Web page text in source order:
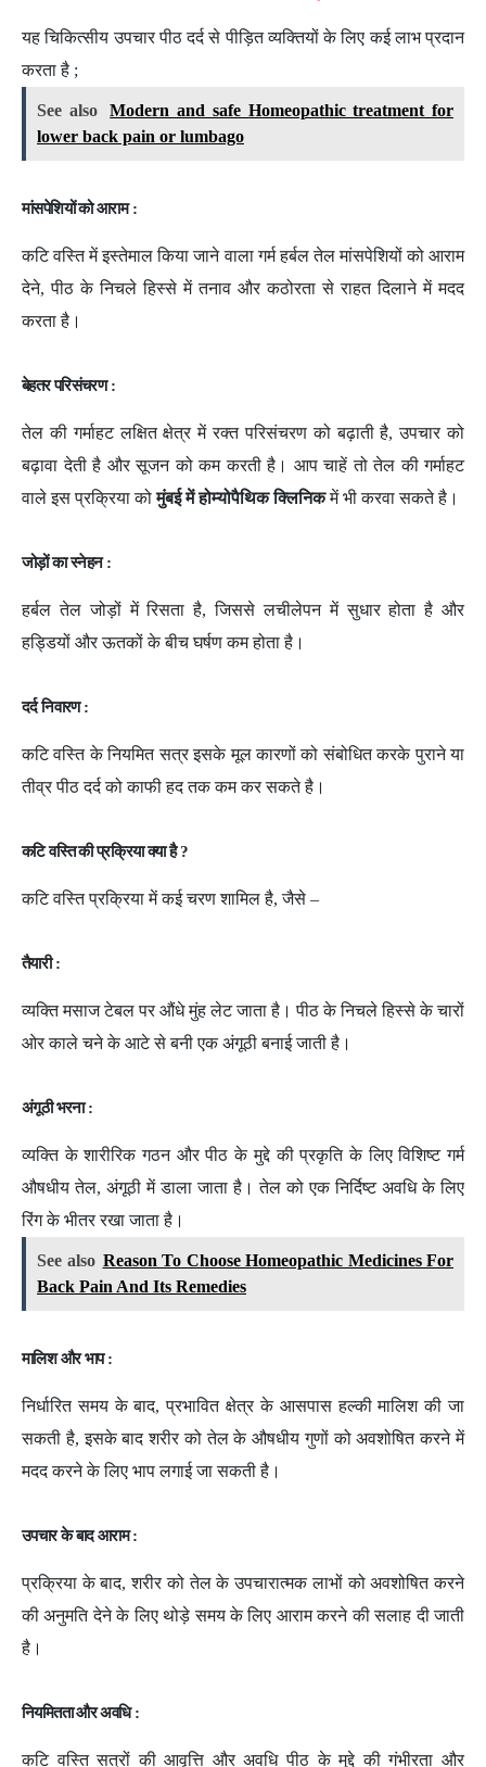
यह चिकित्सीय उपचार पीठ दर्द से पीड़ित व्यक्तियों के लिए कई लाभ प्रदान
करता है ;
See also
Modern and safe Homeopathic treatment for
lower back pain or lumbago
मांसपेशियों को आराम :
कटि वस्ति में इस्तेमाल किया जाने वाला गर्म हर्बल तेल मांसपेशियों को आराम
देने, पीठ के निचले हिस्से में तनाव और कठोरता से राहत दिलाने में मदद
करता है।
बेहतर परिसंचरण :
तेल की गर्माहट लक्षित क्षेत्र में रक्त परिसंचरण को बढ़ाती है, उपचार को
बढ़ावा देती है और सूजन को कम करती है। आप चाहें तो तेल की गर्माहट
वाले इस प्रक्रिया कोमुंबई में होम्योपैथिक क्लिनिकमें भी करवा सकते है।
जोड़ों का स्नेहन :
हर्बल तेल जोड़ों में रिसता है, जिससे लचीलेपन में सुधार होता है और
हड्डियों और ऊतकों के बीच घर्षण कम होता है।
दर्द निवारण :
कटि वस्ति के नियमित सत्र इसके मूल कारणों को संबोधित करके पुराने या
तीव्र पीठ दर्द को काफी हद तक कम कर सकते है।
कटि वस्ति की प्रक्रिया क्या है ?
कटि वस्ति प्रक्रिया में कई चरण शामिल है, जैसे –
तैयारी :
व्यक्ति मसाज टेबल पर औंधे मुंह लेट जाता है। पीठ के निचले हिस्से के चारों
ओर काले चने के आटे से बनी एक अंगूठी बनाई जाती है।
अंगूठी भरना :
व्यक्ति के शारीरिक गठन और पीठ के मुद्दे की प्रकृति के लिए विशिष्ट गर्म
औषधीय तेल, अंगूठी में डाला जाता है। तेल को एक निर्दिष्ट अवधि के लिए
रिंग के भीतर रखा जाता है।
See also Reason To Choose Homeopathic Medicines For
Back Pain And Its Remedies
मालिश और भाप :
निर्धारित समय के बाद, प्रभावित क्षेत्र के आसपास हल्की मालिश की जा
सकती है, इसके बाद शरीर को तेल के औषधीय गुणों को अवशोषित करने में
मदद करने के लिए भाप लगाई जा सकती है।
उपचार के बाद आराम :
प्रक्रिया के बाद, शरीर को तेल के उपचारात्मक लाभों को अवशोषित करने
की अनुमति देने के लिए थोड़े समय के लिए आराम करने की सलाह दी जाती
है।
नियमितता और अवधि :
कटि वस्ति सत्रों की आवृत्ति और अवधि पीठ के मुद्दे की गंभीरता और